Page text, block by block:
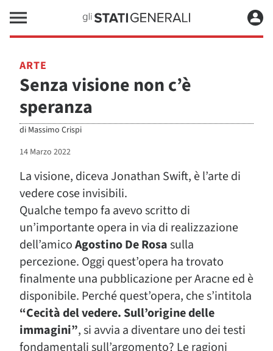
ARTE
Senza visione non c’è
speranza
di Massimo Crispi
14 Marzo 2022
La visione, diceva Jonathan Swift, è l’arte di
vedere cose invisibili.
Qualche tempo fa avevo scritto di
un’importante opera in via di realizzazione
dell’amicoAgostino De Rosasulla
percezione. Oggi quest’opera ha trovato
finalmente una pubblicazione per Aracne ed è
disponibile. Perché quest’opera, che s’intitola
“Cecità del vedere. Sull’origine delle
immagini”, si avvia a diventare uno dei testi
fondamentali sull’argomento? Le ragioni